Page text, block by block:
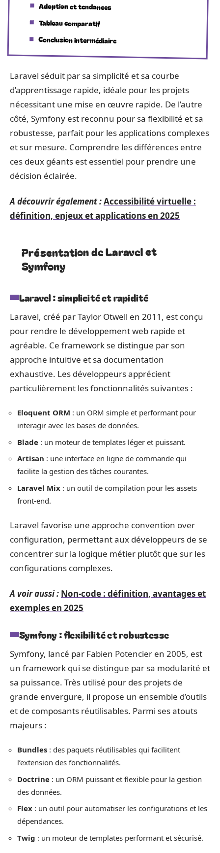
Adoption et tendances
Tableau comparatif
Conclusion intermédiaire
Laravel séduit par sa simplicité et sa courbe
d’apprentissage rapide, idéale pour les projets
nécessitant une mise en œuvre rapide. De l’autre
côté, Symfony est reconnu pour sa flexibilité et sa
robustesse, parfait pour les applications complexes
et sur mesure. Comprendre les différences entre
ces deux géants est essentiel pour prendre une
décision éclairée.
A découvrir également :Accessibilité virtuelle :
définition, enjeux et applications en 2025
Présentation de Laravel et
Symfony
Laravel : simplicité et rapidité
Laravel, créé par Taylor Otwell en 2011, est conçu
pour rendre le développement web rapide et
agréable. Ce framework se distingue par son
approche intuitive et sa documentation
exhaustive. Les développeurs apprécient
particulièrement les fonctionnalités suivantes :
Eloquent ORM : un ORM simple et performant pour
interagir avec les bases de données.
Blade : un moteur de templates léger et puissant.
Artisan : une interface en ligne de commande qui
facilite la gestion des tâches courantes.
Laravel Mix : un outil de compilation pour les assets
front-end.
Laravel favorise une approche convention over
configuration, permettant aux développeurs de se
concentrer sur la logique métier plutôt que sur les
configurations complexes.
A voir aussi : Non-code : définition, avantages et
exemples en 2025
Symfony : flexibilité et robustesse
Symfony, lancé par Fabien Potencier en 2005, est
un framework qui se distingue par sa modularité et
sa puissance. Très utilisé pour des projets de
grande envergure, il propose un ensemble d’outils
et de composants réutilisables. Parmi ses atouts
majeurs :
Bundles : des paquets réutilisables qui facilitent
l’extension des fonctionnalités.
Doctrine : un ORM puissant et flexible pour la gestion
des données.
Flex : un outil pour automatiser les configurations et les
dépendances.
Twig : un moteur de templates performant et sécurisé.